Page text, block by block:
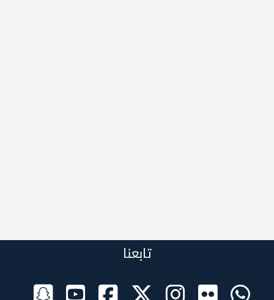
تابعنا